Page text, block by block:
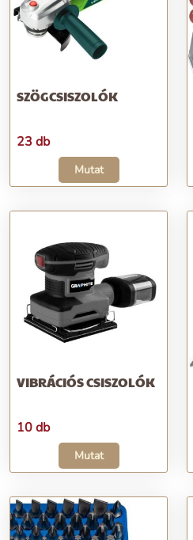
SZÖGCSISZOLÓK
23 db
Mutat
VIBRÁCIÓS CSISZOLÓK
10 db
Mutat